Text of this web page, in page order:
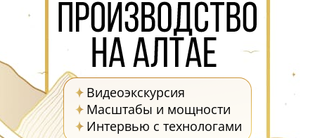
Видеоэкскурсия
Масштабы и мощности
Интервью с технологами
Звоните нам!
+7 913 086-26-27
МАКС
Для звонков по РФ